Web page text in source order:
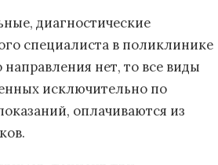
диагностические
специалиста в поликлинике
нет, то все виды
исключительно по
оплачиваются из